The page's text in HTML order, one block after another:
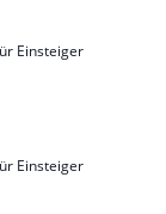
Einsteiger
Einsteiger